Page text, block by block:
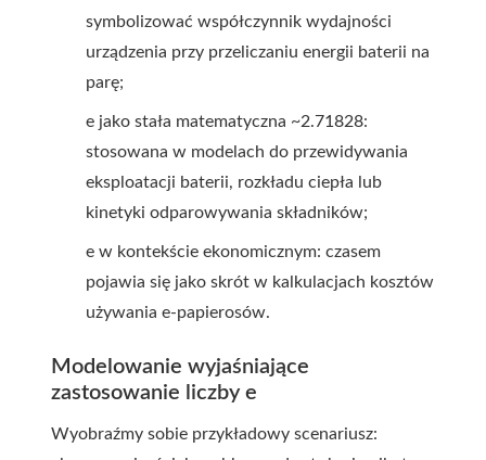
symbolizować współczynnik wydajności
urządzenia przy przeliczaniu energii baterii na
parę;
e jako stała matematyczna ~2.71828:
stosowana w modelach do przewidywania
eksploatacji baterii, rozkładu ciepła lub
kinetyki odparowywania składników;
e w kontekście ekonomicznym: czasem
pojawia się jako skrót w kalkulacjach kosztów
używania e-papierosów.
Modelowanie wyjaśniające
zastosowanie liczby e
Wyobraźmy sobie przykładowy scenariusz: